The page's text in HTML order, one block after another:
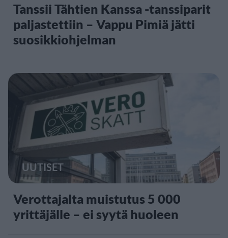
Tanssii Tähtien Kanssa -tanssiparit
paljastettiin – Vappu Pimiä jätti
suosikkiohjelman
UUTISET
Verottajalta muistutus 5 000
yrittäjälle – ei syytä huoleen